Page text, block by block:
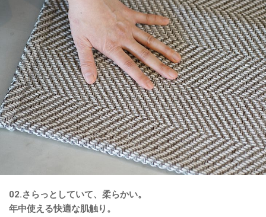
02.さらっとしていて、柔らかい。
年中使える快適な肌触り。